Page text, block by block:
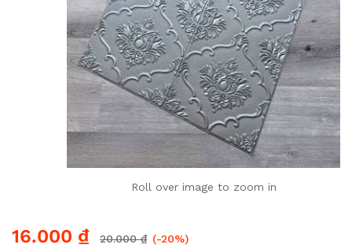
Roll over image to zoom in
16.000 ₫ 20.000₫ (-20%)